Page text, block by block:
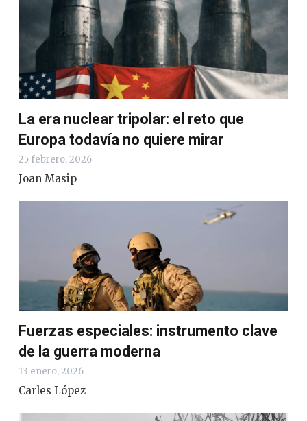
La era nuclear tripolar: el reto que
Europa todavía no quiere mirar
25 febrero, 2026
Joan Masip
Fuerzas especiales: instrumento clave
de la guerra moderna
13 enero, 2026
Carles López